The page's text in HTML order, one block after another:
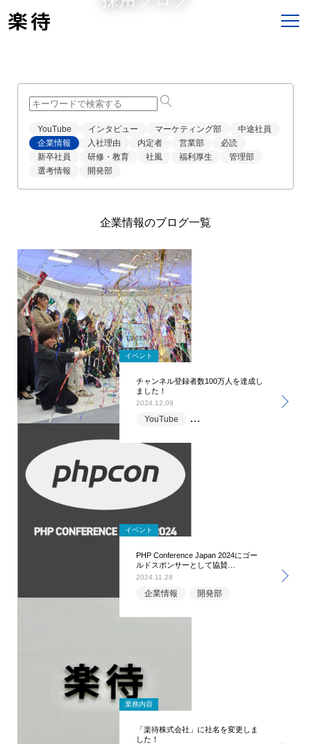
イベント
採用
YouTube インタビュー マーケティング部
中途社員
企業情報
入社理由 内定者 営業部
必読
新卒社員
研修・教育 社風 福利厚生
管理部
選考情報
開発部
企業情報のブログ一覧
イベント
チャンネル登録者数100万人を達成し
ました！
2024.12.09
YouTube マーケティング部
イベント
PHP Conference Japan 2024にゴー
ルドスポンサーとして協賛…
2024.11.28
企業情報 開発部
業務内容
「楽待株式会社」に社名を変更しま
した！